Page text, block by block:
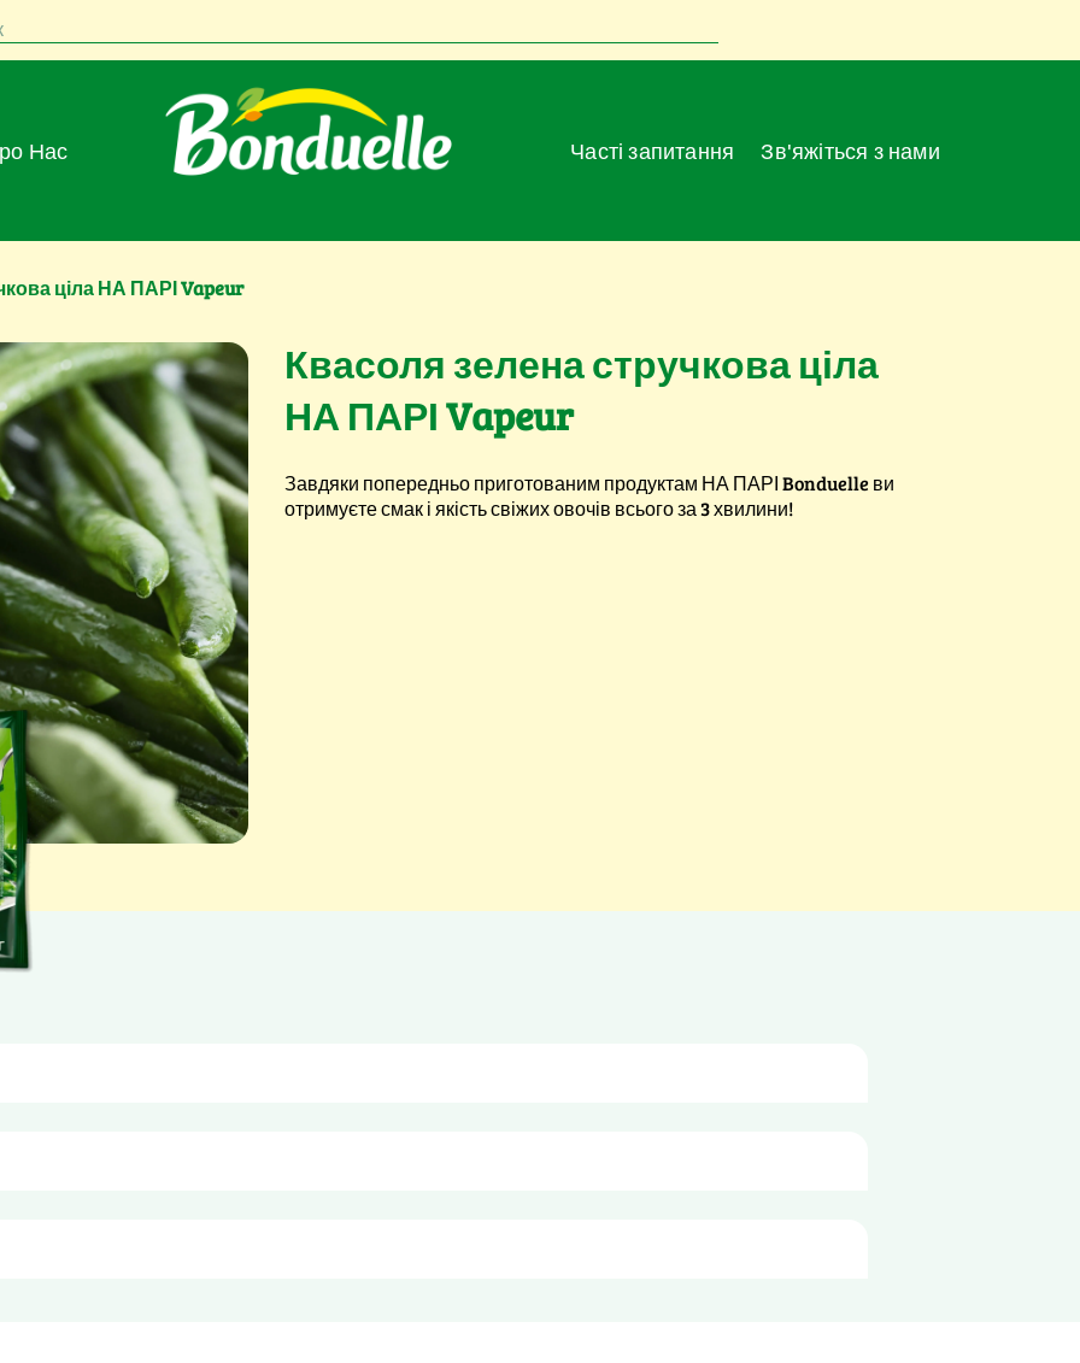
Про Нас Часті запитання Зв'яжіться з нами
ціла НА ПАРІ Vapeur
Квасоля зелена стручкова ціла
НА ПАРІ Vapeur
Завдяки попередньо приготованим продуктам НА ПАРІ Bonduelle ви
отримуєте смак і якість свіжих овочів всього за 3 хвилини!